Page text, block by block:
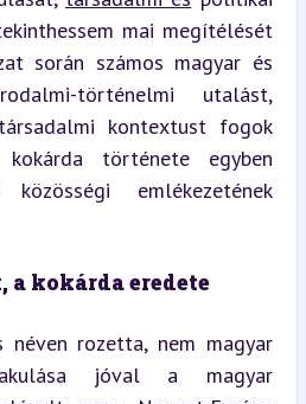
mai megítélését
során számos magyar és
történelmi utalást,
kontextust fogok
története egyben
emlékezetének
a kokárda eredete
néven rozetta, nem magyar
jóval a magyar